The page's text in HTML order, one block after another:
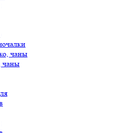
чаны